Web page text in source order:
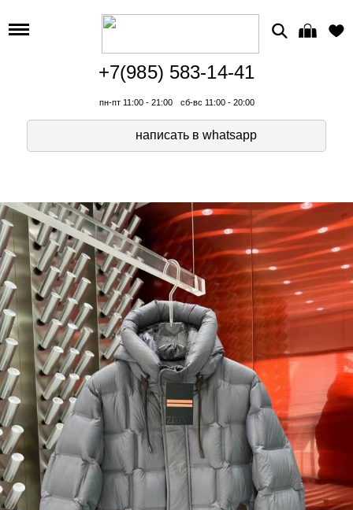
+7(985) 583-14-41
пн-пт 11:00 - 21:00 сб-вс 11:00 - 20:00
написать в whatsapp